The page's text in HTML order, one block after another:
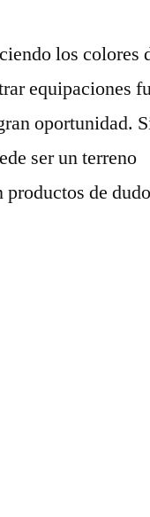
los colores
equipaciones
oportunidad.
ser un terreno
de